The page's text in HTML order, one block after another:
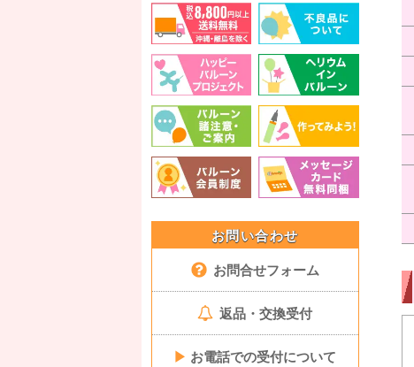
お問い合わせ
お問合せフォーム
返品・交換受付
▶ お電話での受付について